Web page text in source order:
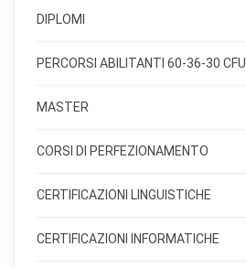
DIPLOMI
PERCORSI ABILITANTI 60-36-30 CFU
MASTER
CORSI DI PERFEZIONAMENTO
CERTIFICAZIONI LINGUISTICHE
CERTIFICAZIONI INFORMATICHE
Preferenze cookie